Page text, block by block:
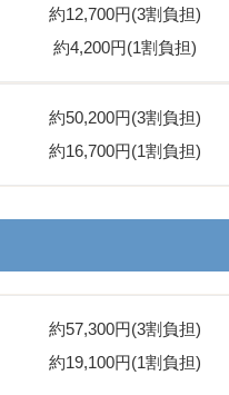
約12,700円(3割負担)
約4,200円(1割負担)
約50,200円(3割負担)
約16,700円(1割負担)
約57,300円(3割負担)
約19,100円(1割負担)